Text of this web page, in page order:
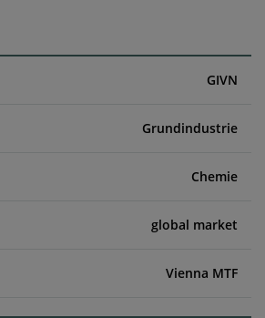
GIVN
Grundindustrie
Chemie
global market
Vienna MTF